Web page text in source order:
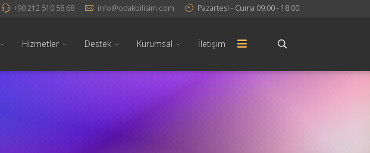
+90 212 510 58 68 info@odakbilisim.com Pazartesi - Cuma 09:00 - 18:00
Hizmetler Destek Kurumsal İletişim